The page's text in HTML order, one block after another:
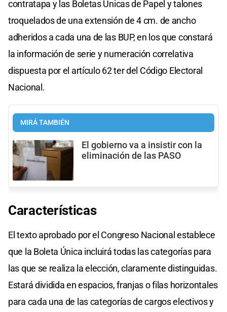
contratapa y las Boletas Únicas de Papel y talones
troquelados de una extensión de 4 cm. de ancho
adheridos a cada una de las BUP, en los que constará
la información de serie y numeración correlativa
dispuesta por el artículo 62 ter del Código Electoral
Nacional.
MIRÁ TAMBIÉN
El gobierno va a insistir con la
eliminación de las PASO
Características
El texto aprobado por el Congreso Nacional establece
que la Boleta Única incluirá todas las categorías para
las que se realiza la elección, claramente distinguidas.
Estará dividida en espacios, franjas o filas horizontales
para cada una de las categorías de cargos electivos y